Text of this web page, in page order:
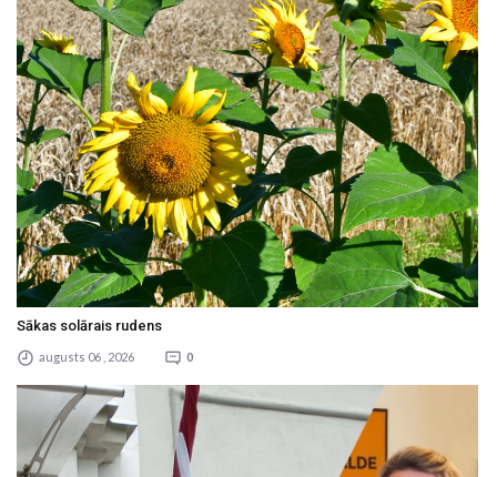
Sākas solārais rudens
augusts 06 , 2026 0